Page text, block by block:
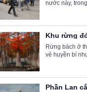
nước này,
Khu rừng
Rừng bách ở
vẻ huyền bí
khu rừng tự
Phần Lan